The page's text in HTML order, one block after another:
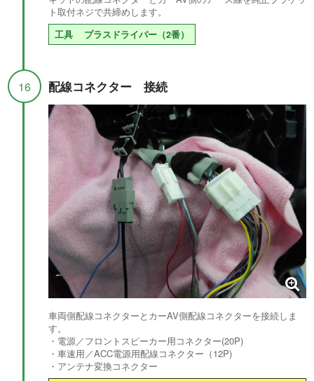
ト取付ネジで共締めします。
工具
プラスドライバー（2番）
16 配線コネクター 接続
車両側配線コネクターとカーAV側配線コネクターを接続しま
す。
・電源／フロントスピーカー用コネクター(20P)
・車速用／ACC電源用配線コネクター（12P)
・アンテナ変換コネクター